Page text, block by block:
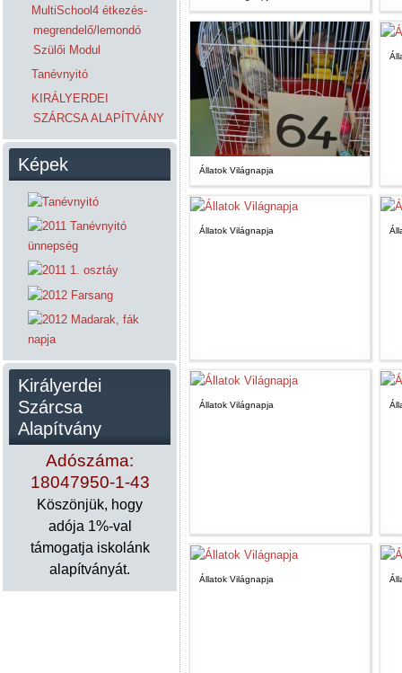
MultiSchool4 étkezés-
megrendelő/lemondó
Szülői Modul
Tanévnyitó
KIRÁLYERDEI
SZÁRCSA ALAPÍTVÁNY
Képek
Királyerdei
Szárcsa
Alapítvány
Adószáma:
18047950-1-43
Köszönjük, hogy
adója 1%-val
támogatja iskolánk
alapítványát.
Állatok Világnapja
Állatok Világnapja
Állatok Világnapja
Állatok Világnapja